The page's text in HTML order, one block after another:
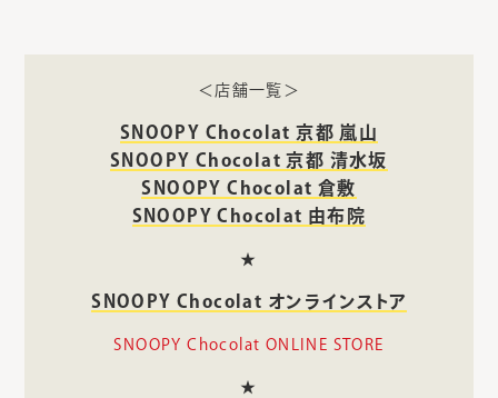
＜店舗一覧＞
SNOOPY Chocolat 京都 嵐山
SNOOPY Chocolat 京都 清水坂
SNOOPY Chocolat 倉敷
SNOOPY Chocolat 由布院
★
SNOOPY Chocolat オンラインストア
SNOOPY Chocolat ONLINE STORE
★